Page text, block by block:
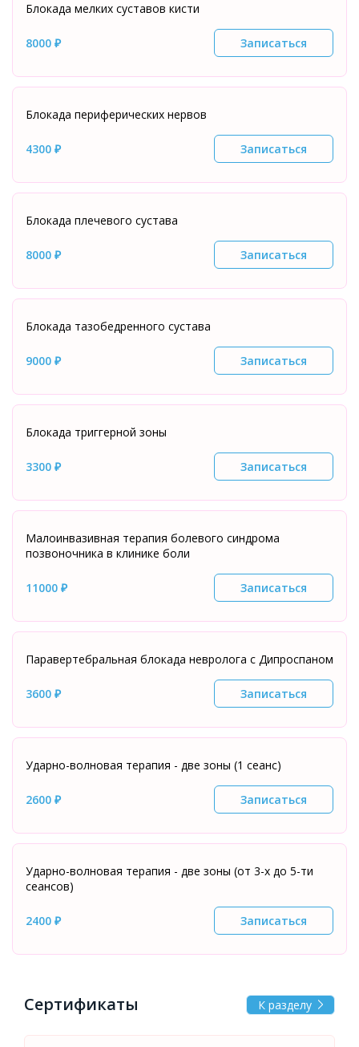
Блокада мелких суставов кисти
8000 ₽ Записаться
Блокада периферических нервов
4300 ₽ Записаться
Блокада плечевого сустава
8000 ₽ Записаться
Блокада тазобедренного сустава
9000 ₽ Записаться
Блокада триггерной зоны
3300 ₽ Записаться
Малоинвазивная терапия болевого синдрома
позвоночника в клинике боли
11000 ₽ Записаться
Паравертебральная блокада невролога с Дипроспаном
3600 ₽ Записаться
Ударно-волновая терапия - две зоны (1 сеанс)
2600 ₽ Записаться
Ударно-волновая терапия - две зоны (от 3-х до 5-ти
сеансов)
2400 ₽ Записаться
Сертификаты К разделу